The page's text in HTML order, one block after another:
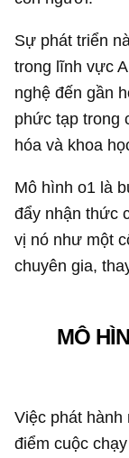
Sự phát triển
trong lĩnh vực
nghệ đến gần
phức tạp trong
hóa và khoa
Mô hình o1 là
đẩy nhận thức
vị nó như một
chuyên gia,
MÔ
Việc phát
điểm cuộc